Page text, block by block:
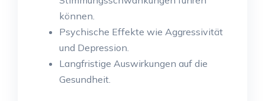
können.
Psychische Effekte wie Aggressivität
und Depression.
Langfristige Auswirkungen auf die
Gesundheit.